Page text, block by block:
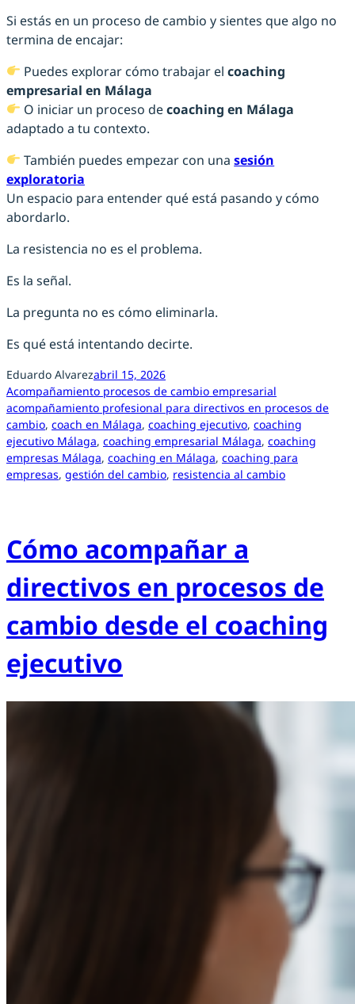
Si estás en un proceso de cambio y sientes que algo no
termina de encajar:
Puedes explorar cómo trabajar elcoaching
empresarial en Málaga
O iniciar un proceso decoaching en Málaga
adaptado a tu contexto.
También puedes empezar con unasesión
exploratoria
Un espacio para entender qué está pasando y cómo
abordarlo.
La resistencia no es el problema.
Es la señal.
La pregunta no es cómo eliminarla.
Es qué está intentando decirte.
Eduardo Alvarezabril 15, 2026
Acompañamiento procesos de cambio empresarial
acompañamiento profesional para directivos en procesos de
cambio, coach en Málaga, coaching ejecutivo, coaching
ejecutivo Málaga, coaching empresarial Málaga, coaching
empresas Málaga, coaching en Málaga, coaching para
empresas, gestión del cambio, resistencia al cambio
Cómo acompañar a
directivos en procesos de
cambio desde el coaching
ejecutivo